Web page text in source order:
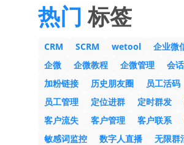
热门 标签
CRM SCRM wetool 企业微
企微
企微教程 企微管理 会
加粉链接
历史朋友圈 员工活码
员工管理
定位进群 定时群发
客户流失
客户管理 客户联系
敏感词监控
数字人直播 无限群